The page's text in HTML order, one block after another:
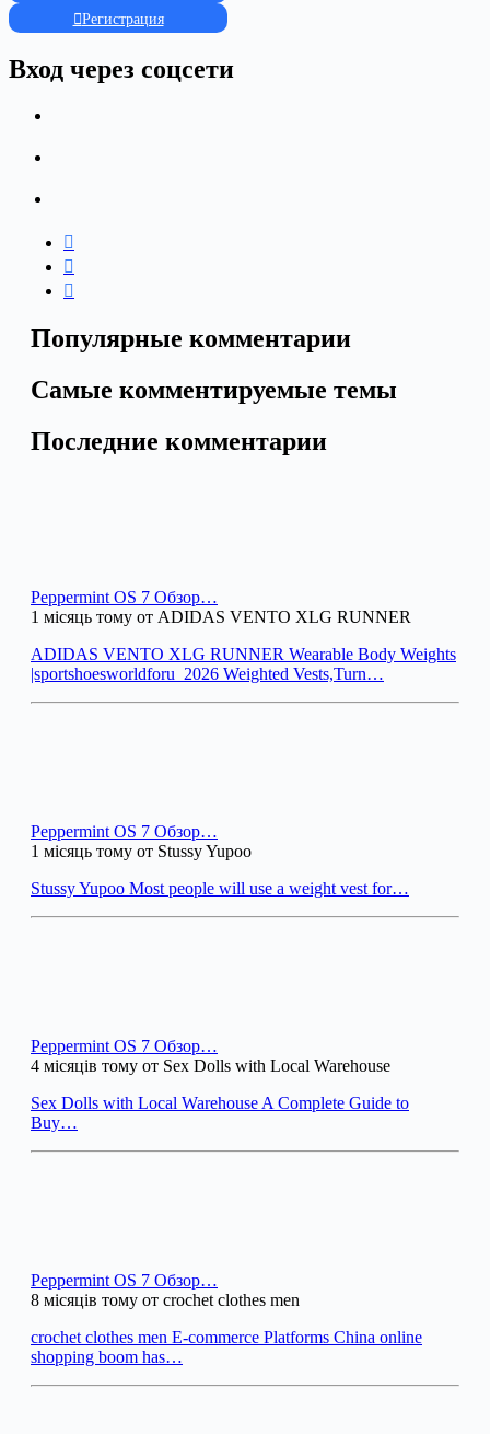
Регистрация
Вход через соцсети
Популярные комментарии
Самые комментируемые темы
Последние комментарии
Peppermint OS 7 Обзор…
1 місяць тому от ADIDAS VENTO XLG RUNNER
ADIDAS VENTO XLG RUNNER Wearable Body Weights
|sportshoesworldforu_2026 Weighted Vests,Turn…
Peppermint OS 7 Обзор…
1 місяць тому от Stussy Yupoo
Stussy Yupoo Most people will use a weight vest for…
Peppermint OS 7 Обзор…
4 місяців тому от Sex Dolls with Local Warehouse
Sex Dolls with Local Warehouse A Complete Guide to
Buy…
Peppermint OS 7 Обзор…
8 місяців тому от crochet clothes men
crochet clothes men E-commerce Platforms China online
shopping boom has…